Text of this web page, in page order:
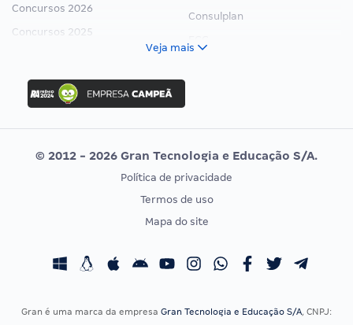
Concursos 2026
Concursos 2025
Concurso Ibama
Concurso MPU
Editais publicados
Consulplan
Vunesp
CONCURSOS POR PROFISSÃO
Concursos Fiscais
EXAME DE ORDEM
Calendário OAB
Veja mais
© 2012 - 2026 Gran Tecnologia e Educação S/A.
Política de privacidade
Termos de uso
Mapa do site
Gran é uma marca da empresa Gran Tecnologia e Educação S/A, CNPJ: